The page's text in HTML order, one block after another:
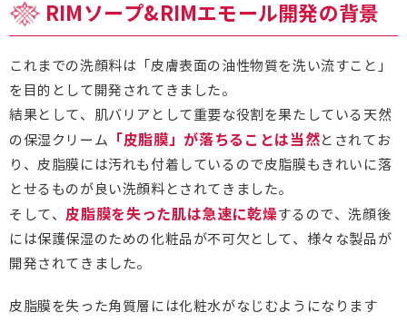
RIMソープ&RIMエモール開発の背景
これまでの洗顔料は「皮膚表面の油性物質を洗い流すこと」
を目的として開発されてきました。
結果として、肌バリアとして重要な役割を果たしている天然
の保湿クリーム
「皮脂膜」が落ちることは当然とされてお
り、皮脂膜には汚れも付着しているので皮脂膜もきれいに落
とせるものが良い洗顔料とされてきました。
そして、皮脂膜を失った肌は急速に乾燥するので、洗顔後
には保護保湿のための化粧品が不可欠として、様々な製品が
開発されてきました。
皮脂膜を失った角質層には化粧水がなじむようになります